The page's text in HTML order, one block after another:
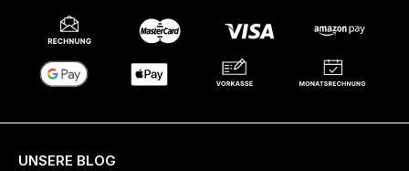
UNSERE BLOG